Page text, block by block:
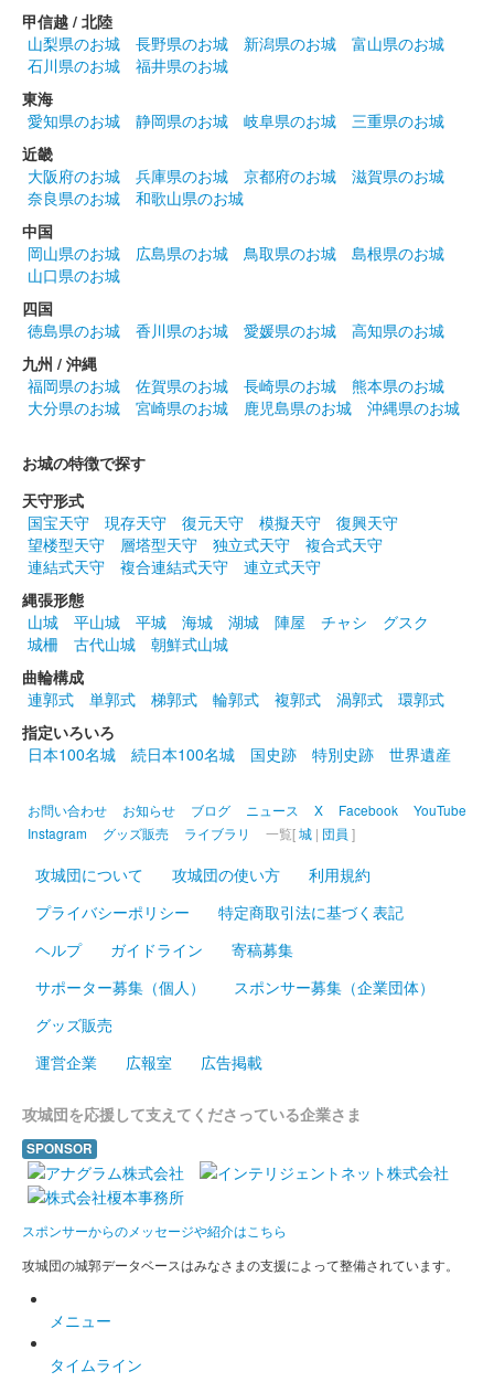
大草城 御城印 令和六年梅観季特別版
販売終了
佐布里池梅まつり期間に販売される特別な御城印。佐布里池梅ま
つりキャラクター梅子がデザインされている。
大草城 御城印 令和六年新年特別版
販売終了
家紋は金色にて印刷されており、 2024年の干支である辰（龍）
が中央にデザインされている。
大草城 御城印 サムライニンジャフェスティバル2023
販売終了
大草城 御城印 あいち家康戦国絵巻ラリー特別版
販売終了
大草城 御城印
販売終了
金色の紙を用いた豪華な御城印。「にっぽん城まつり」の会場で
大草城 御城印
大草城 御城印 令和五年梅観季特別版
販売終了
佐布里池梅まつりの開催を記念して販売。佐布里池梅まつりキャ
ラクター「梅子」も載る特別な御城印。
大草城 御城印
第2版
城名の揮毫の字体を刷新。織田家の家紋を「五瓜に唐花（ごかに
からはな）」から「織田木瓜（おだもっこう）」に変更。
大草城 御城印
城名の揮毫の字体を刷新。織田家の家紋を「五瓜に唐花（ごかに
からはな）」から「織田木瓜（おだもっこう）」に変更。
甲信越 / 北陸
山梨県のお城
長野県のお城 新潟県のお城
富山県のお城
石川県のお城
福井県のお城
東海
愛知県のお城
静岡県のお城 岐阜県のお城
三重県のお城
近畿
大阪府のお城
兵庫県のお城 京都府のお城
滋賀県のお城
奈良県のお城
和歌山県のお城
中国
岡山県のお城
広島県のお城 鳥取県のお城
島根県のお城
山口県のお城
四国
徳島県のお城
香川県のお城 愛媛県のお城
高知県のお城
九州 / 沖縄
福岡県のお城
佐賀県のお城 長崎県のお城
熊本県のお城
大分県のお城
宮崎県のお城 鹿児島県のお城 沖縄県のお城
お城の特徴で探す
天守形式
国宝天守
現存天守 復元天守 模擬天守
復興天守
望楼型天守
層塔型天守 独立式天守
複合式天守
連結式天守
複合連結式天守
連立式天守
縄張形態
山城
平山城 平城 海城 湖城 陣屋 チャシ
グスク
城柵
古代山城
朝鮮式山城
曲輪構成
連郭式
単郭式 梯郭式 輪郭式 複郭式 渦郭式
環郭式
指定いろいろ
日本100名城
続日本100名城 国史跡 特別史跡 世界遺産
お問い合わせ お知らせ ブログ ニュース X Facebook
YouTube
Instagram
グッズ販売 ライブラリ 一覧[城 | 団員 ]
攻城団について 攻城団の使い方
利用規約
プライバシーポリシー
特定商取引法に基づく表記
ヘルプ
ガイドライン
寄稿募集
サポーター募集（個人）
スポンサー募集（企業団体）
グッズ販売
運営企業
広報室 広告掲載
攻城団を応援して支えてくださっている企業さま
SPONSOR
スポンサーからのメッセージや紹介はこちら
攻城団の城郭データベースはみなさまの支援によって整備されています。
メニュー
タイムライン